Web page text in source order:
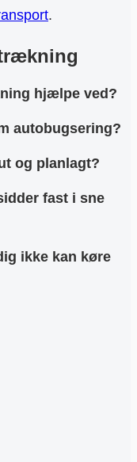
.
hjælpe ved?
autobugsering?
og planlagt?
fast i sne
ikke kan køre